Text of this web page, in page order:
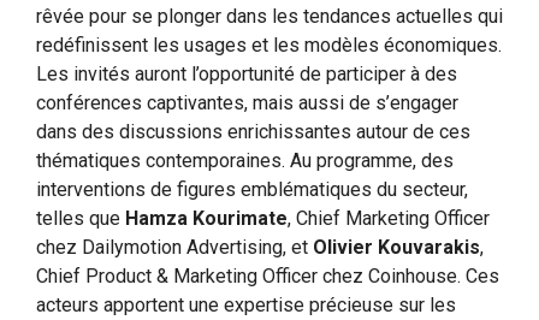
rêvée pour se plonger dans les tendances actuelles qui
redéfinissent les usages et les modèles économiques.
Les invités auront l’opportunité de participer à des
conférences captivantes, mais aussi de s’engager
dans des discussions enrichissantes autour de ces
thématiques contemporaines. Au programme, des
interventions de figures emblématiques du secteur,
telles que Hamza Kourimate, Chief Marketing Officer
chez Dailymotion Advertising, et Olivier Kouvarakis,
Chief Product & Marketing Officer chez Coinhouse. Ces
acteurs apportent une expertise précieuse sur les